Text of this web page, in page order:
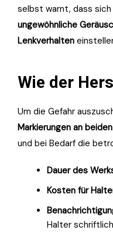
selbst warnt, dass
ungewöhnliche
Lenkverhalten
Wie der
Um die Gefahr
Markierungen an
und bei Bedarf die
Dauer des
Kosten für
Halter